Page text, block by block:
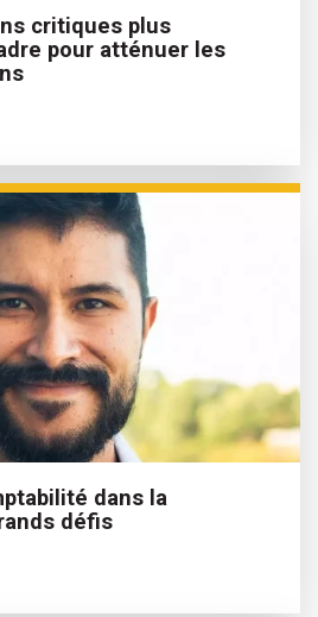
critiques plus
pour atténuer les
dans la
défis